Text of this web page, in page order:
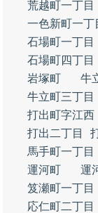
荒越町一丁目
一色新町一丁
石場町一丁目
石場町四丁目
岩塚町
牛
牛立町三丁目
打出町字江西
打出二丁目
馬手町一丁目
運河町
運
笈瀬町一丁目
応仁町二丁目